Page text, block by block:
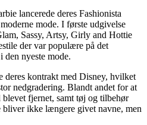
lancerede deres Fashionista
mode. I første udgivelse
Sassy, Artsy, Girly and Hottie
der var populære på det
nyeste mode.
deres kontrakt med Disney, hvilket
nedgradering. Blandt andet for at
fjernet, samt tøj og tilbehør
bliver ikke længere givet navne, men